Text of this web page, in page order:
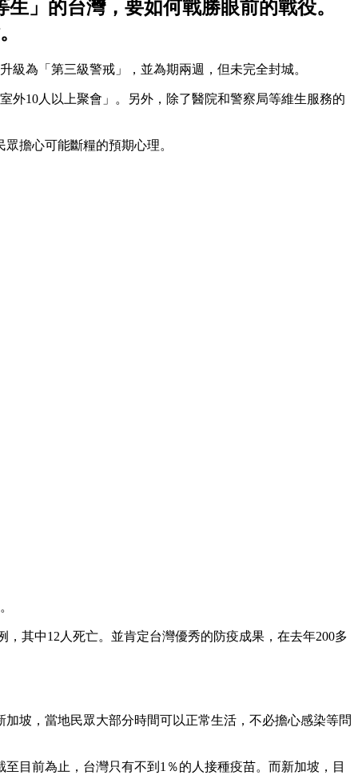
」的台灣，要如何戰勝眼前的戰役。
為「第三級警戒」，並為期兩週，但未完全封城。
外10人以上聚會」。另外，除了醫院和警察局等維生服務的
擔心可能斷糧的預期心理。
其中12人死亡。並肯定台灣優秀的防疫成果，在去年200多
坡，當地民眾大部分時間可以正常生活，不必擔心感染等問
目前為止，台灣只有不到1％的人接種疫苗。而新加坡，目